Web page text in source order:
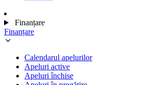
Finanțare
Finanțare
Calendarul apelurilor
Apeluri active
Apeluri închise